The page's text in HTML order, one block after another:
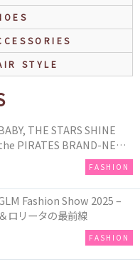
STYLE
THE STARS SHINE
PIRATES BRAND-NEW
FASHION
Fashion Show 2025 –
ロリータの最前線
FASHION